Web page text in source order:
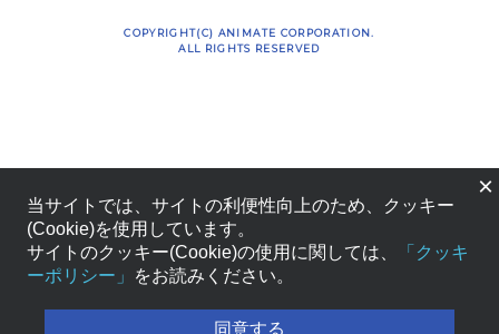
COPYRIGHT(C) ANIMATE CORPORATION.
ALL RIGHTS RESERVED
×
当サイトでは、サイトの利便性向上のため、クッキー
(Cookie)を使用しています。
サイトのクッキー(Cookie)の使用に関しては、
「クッキ
ーポリシー」
をお読みください。
同意する